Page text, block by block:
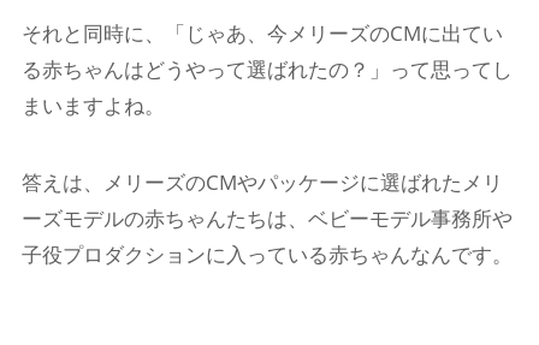
それと同時に、「じゃあ、今メリーズのCMに出てい
る赤ちゃんはどうやって選ばれたの？」って思ってし
まいますよね。
答えは、メリーズのCMやパッケージに選ばれたメリ
ーズモデルの赤ちゃんたちは、ベビーモデル事務所や
子役プロダクションに入っている赤ちゃんなんです。